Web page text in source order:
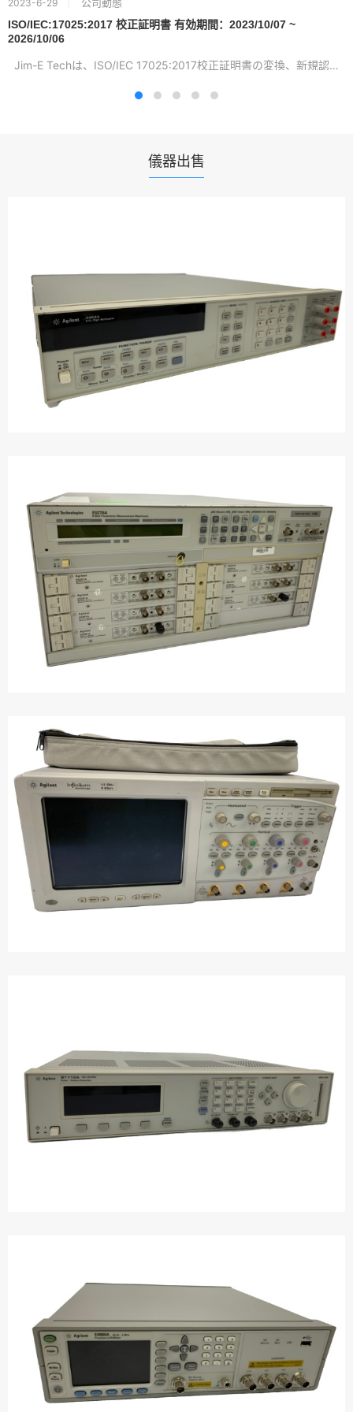
2023-6-29
ISO/IEC:17025:2017 校正証明書 有効期間：2023/10/07 ~
2026/10/06
Jim-E Techは、ISO/IEC 17025:2017校正証明書の変換、新規認証...
儀器出售